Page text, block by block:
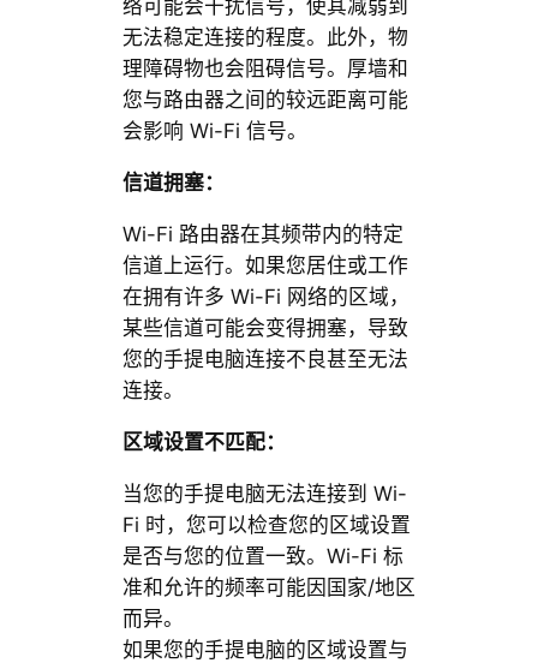
络可能会干扰信号，使其减弱到
无法稳定连接的程度。此外，物
理障碍物也会阻碍信号。厚墙和
您与路由器之间的较远距离可能
会影响 Wi-Fi 信号。
信道拥塞：
Wi-Fi 路由器在其频带内的特定
信道上运行。如果您居住或工作
在拥有许多 Wi-Fi 网络的区域，
某些信道可能会变得拥塞，导致
您的手提电脑连接不良甚至无法
连接。
区域设置不匹配：
当您的手提电脑无法连接到 Wi-
Fi 时，您可以检查您的区域设置
是否与您的位置一致。Wi-Fi 标
准和允许的频率可能因国家/地区
而异。
如果您的手提电脑的区域设置与